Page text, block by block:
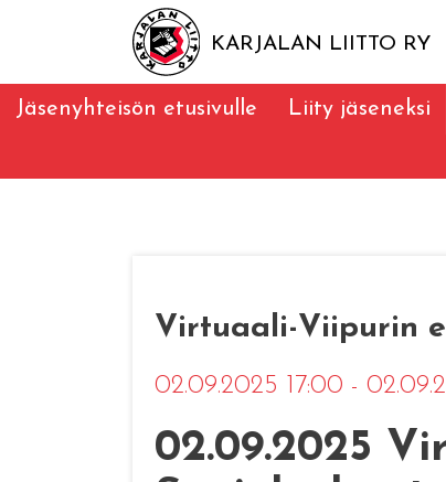
KARJALAN LIITTO RY
Jäsenyhteisön etusivulle Liity jäseneksi
Virtuaali-Viipurin
02.09.2025 17:00 -
02.09.2025